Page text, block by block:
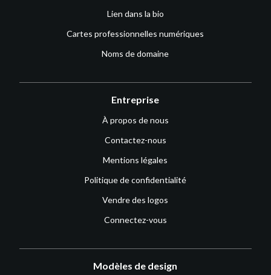
Lien dans la bio
Cartes professionnelles numériques
Noms de domaine
Entreprise
À propos de nous
Contactez-nous
Mentions légales
Politique de confidentialité
Vendre des logos
Connectez-vous
Modèles de design